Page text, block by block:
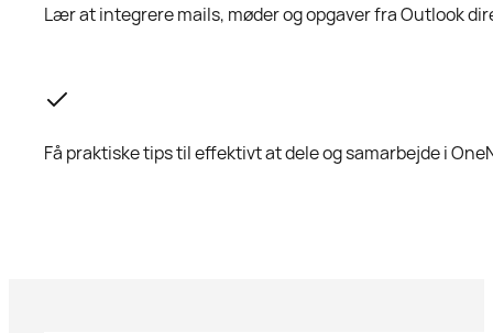
Lær at integrere mails, møder og opgaver fra Outlook
Få praktiske tips til effektivt at dele og samarbejde i